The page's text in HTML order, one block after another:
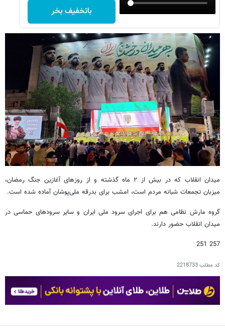
باتخفیف بخر
میدان انقلاب که در بیش از ۲ ماه گذشته و از روزهای آغازین جنگ رمضان،
میزبان تجمعات شبانه مردم است، امشب برای بدرقه ملی‌پوشان آماده شده است.
گروه مارش نظامی هم برای اجرای سرود ملی ایران و سایر سرودهای حماسی در
میدان انقلاب حضور دارند.
257 251
کد مطلب2218733